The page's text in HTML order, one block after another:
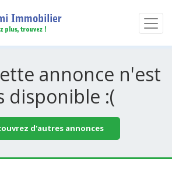
annonce n'est
disponible :(
d'autres annonces